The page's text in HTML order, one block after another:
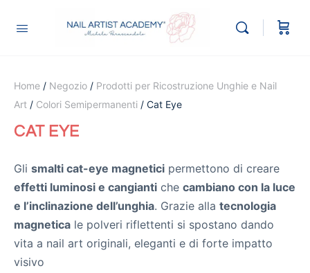
Home / Negozio / Prodotti per Ricostruzione Unghie e Nail
Art / Colori Semipermanenti / Cat Eye
CAT EYE
Gli smalti cat-eye magnetici permettono di creare
effetti luminosi e cangianti che cambiano con la luce
e l’inclinazione dell’unghia. Grazie alla tecnologia
magnetica le polveri riflettenti si spostano dando
vita a nail art originali, eleganti e di forte impatto
visivo